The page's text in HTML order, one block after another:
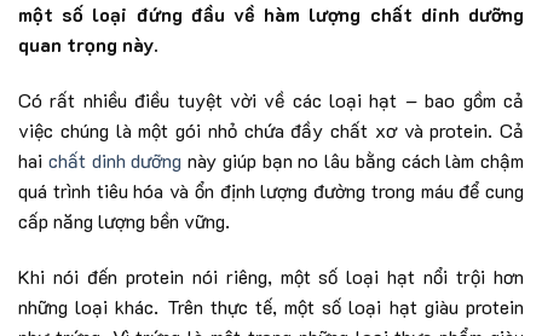
một số loại đứng đầu về hàm lượng chất dinh dưỡng
quan trọng này.
Có rất nhiều điều tuyệt vời về các loại hạt – bao gồm cả
việc chúng là một gói nhỏ chứa đầy chất xơ và protein. Cả
hai chất dinh dưỡng này giúp bạn no lâu bằng cách làm chậm
quá trình tiêu hóa và ổn định lượng đường trong máu để cung
cấp năng lượng bền vững.
Khi nói đến protein nói riêng, một số loại hạt nổi trội hơn
những loại khác. Trên thực tế, một số loại hạt giàu protein